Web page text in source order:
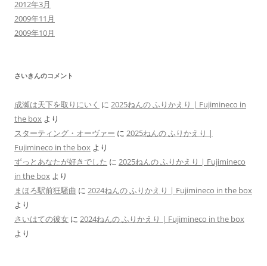
2012年3月
2009年11月
2009年10月
さいきんのコメント
成瀬は天下を取りにいく に 2025ねんの ふりかえり | Fujimineco in
the box より
スターティング・オーヴァー に 2025ねんの ふりかえり |
Fujimineco in the box より
ずっとあなたが好きでした に 2025ねんの ふりかえり | Fujimineco
in the box より
まほろ駅前狂騒曲 に 2024ねんの ふりかえり | Fujimineco in the box
より
さいはての彼女 に 2024ねんの ふりかえり | Fujimineco in the box
より